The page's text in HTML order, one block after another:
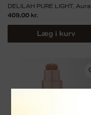
DELILAH PURE LIGHT, Aura
409,00 kr.
Læg i kurv